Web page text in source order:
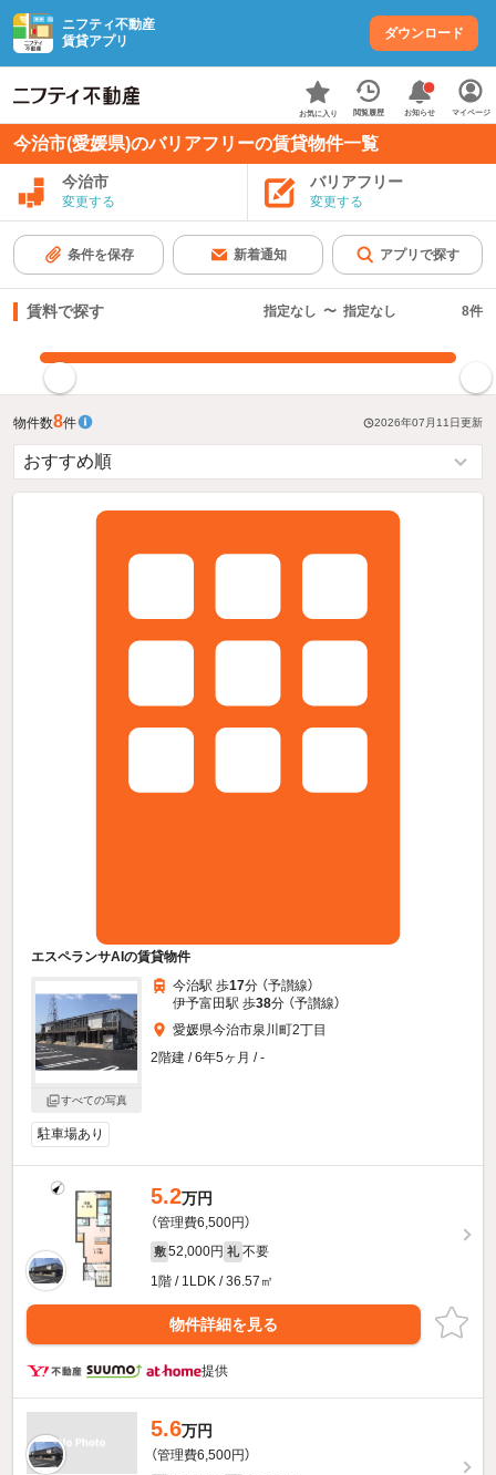
ニフティ不動産
賃貸アプリ
ダウンロード
お気に入り 閲覧履歴 お知らせ マイページ
今治市(愛媛県)のバリアフリーの賃貸物件一覧
今治市
変更する
バリアフリー
変更する
条件を保存 新着通知 アプリで探す
賃料で探す 指定なし 〜 指定なし 8件
物件数8件 2026年07月11日更新
エスペランサAIの賃貸物件
すべての写真
今治駅 歩17分 （予讃線）
伊予富田駅 歩38分 （予讃線）
愛媛県今治市泉川町2丁目
2階建 / 6年5ヶ月 / -
駐車場あり
5.2万円
（管理費6,500円）
敷 52,000円 礼 不要
1階 / 1LDK / 36.57㎡
物件詳細を見る
提供
5.6万円
（管理費6,500円）